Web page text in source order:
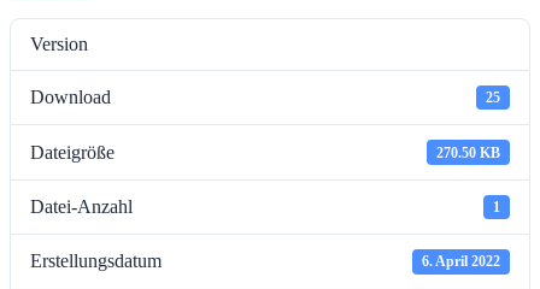
Version
Download 25
Dateigröße 270.50 KB
Datei-Anzahl 1
Erstellungsdatum 6. April 2022